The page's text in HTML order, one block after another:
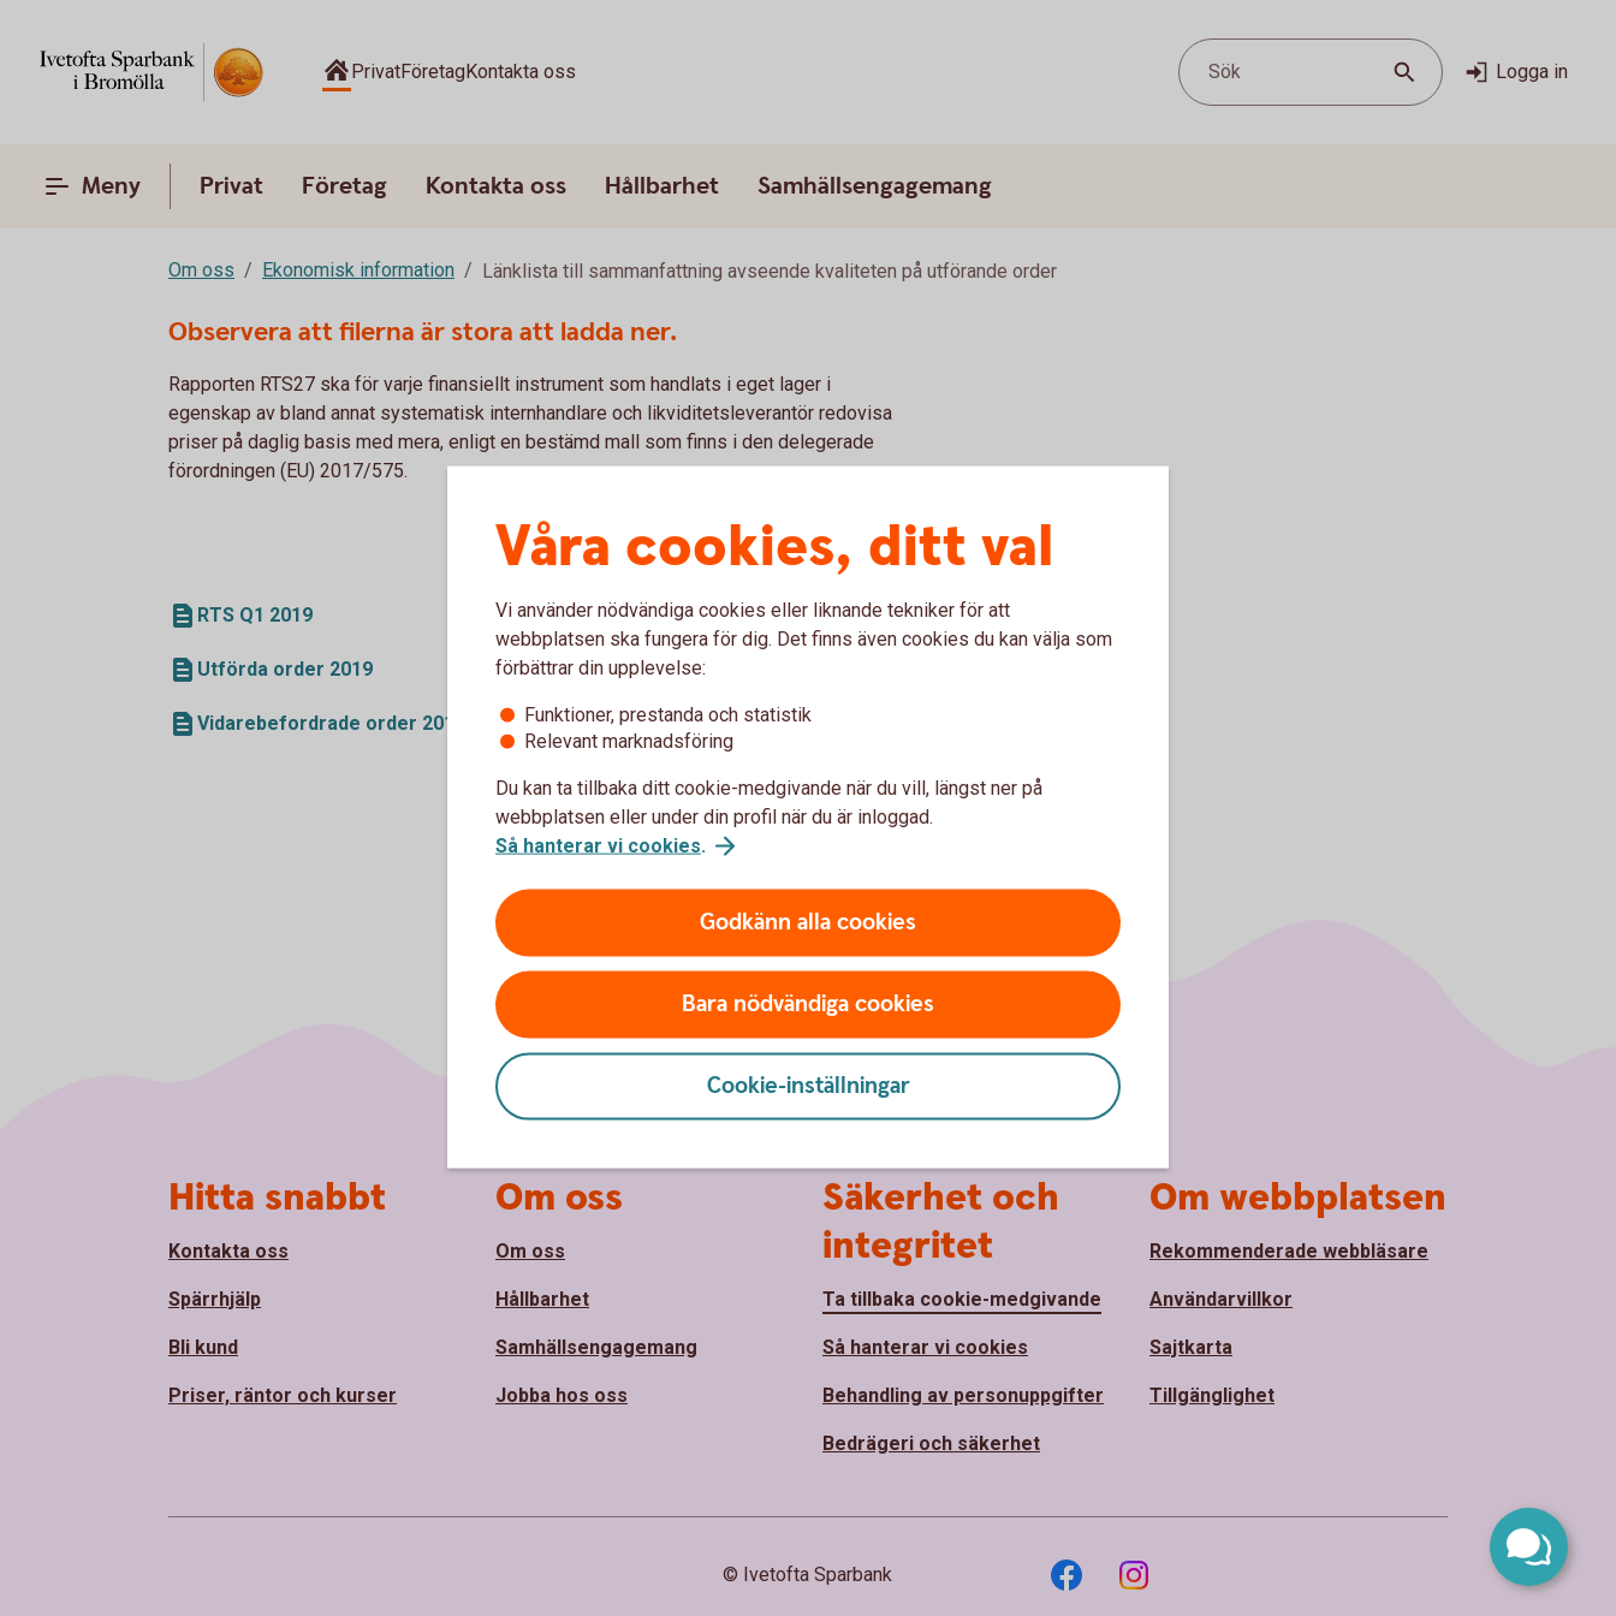
PrivatFöretagKontakta oss Sök Logga in
Meny Privat Företag Kontakta oss Hållbarhet Samhällsengagemang
Om oss Ekonomisk information Länklista till sammanfattning avseende kvaliteten på utförande order
Observera att filerna är stora att ladda ner.
Rapporten RTS27 ska för varje finansiellt instrument som handlats i eget lager i
egenskap av bland annat systematisk internhandlare och likviditetsleverantör redovisa
priser på daglig basis med mera, enligt en bestämd mall som finns i den delegerade
förordningen (EU) 2017/575.
RTS Q1 2019
Utförda order 2019
Vidarebefordrade order 2019
Våra cookies, ditt val
Vi använder nödvändiga cookies eller liknande tekniker för att
webbplatsen ska fungera för dig. Det finns även cookies du kan välja som
förbättrar din upplevelse:
Funktioner, prestanda och statistik
Relevant marknadsföring
Du kan ta tillbaka ditt cookie-medgivande när du vill, längst ner på
webbplatsen eller under din profil när du är inloggad.
Så hanterar vi cookies.
Godkänn alla cookies
Bara nödvändiga cookies
Cookie-inställningar
Hitta snabbt
Kontakta oss
Spärrhjälp
Bli kund
Priser, räntor och kurser
Om oss
Om oss
Hållbarhet
Samhällsengagemang
Jobba hos oss
Säkerhet och
integritet
Ta tillbaka cookie-medgivande
Så hanterar vi cookies
Behandling av personuppgifter
Bedrägeri och säkerhet
Om webbplatsen
Rekommenderade webbläsare
Användarvillkor
Sajtkarta
Tillgänglighet
© Ivetofta Sparbank